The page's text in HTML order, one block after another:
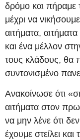
δρόμο και πήραμε
μέχρι να
αιτήματα,
και ένα μέλλον
τους κλάδους, θα
συντονισμένο
Ανακοίνωσε ότι
αιτήματα στον
να μην λένε ότι
έχουμε στείλει